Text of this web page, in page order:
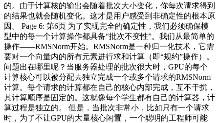
的。由于计算核的输出会随着批次大小变化，你每次请求得到
的结果也就会随机变化。这才是用户感受到非确定性的根本原
因。 Page 6: 第6页 为了实现完全的确定性，我们必须确保模
型中的每一个计算操作都具备“批次不变性”。我们从最简单的
操作——RMSNorm开始。RMSNorm是一种归一化技术，它需
要对一个向量内的所有元素进行求和计算（即“规约”操作）。
问题出在哪里呢？当服务器处理的批次很大时，GPU的每个
计算核心可以被分配去独立完成一个或多个请求的RMSNorm
计算。每个请求的计算都在自己的核心内部完成，互不干扰，
其计算顺序是固定的。这就像每个学生都有自己的计算器，计
算过程是独立的。 但是，当批次非常小，比如只有一个请求
时，为了不让GPU的大量核心闲置，一个聪明的工程师可能